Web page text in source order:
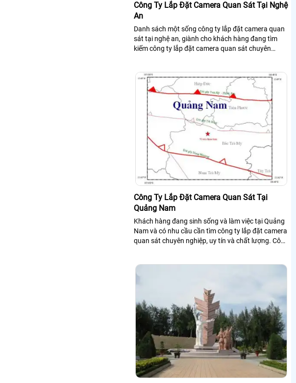
Công Ty Lắp Đặt Camera Quan Sát Tại Nghệ
An
Danh sách một sống công ty lắp đặt camera quan
sát tại nghệ an, giành cho khách hàng đang tìm
kiếm công ty lắp đặt camera quan sát chuyên
Công Ty Lắp Đặt Camera Quan Sát Tại
Quảng Nam
Khách hàng đang sinh sống và làm việc tại Quảng
Nam và có nhu cầu cần tìm công ty lắp đặt camera
quan sát chuyên nghiệp, uy tín và chất lượng. Công